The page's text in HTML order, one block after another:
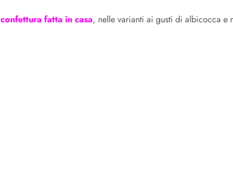
confettura fatta in casa, nelle varianti ai gusti di albicocca e